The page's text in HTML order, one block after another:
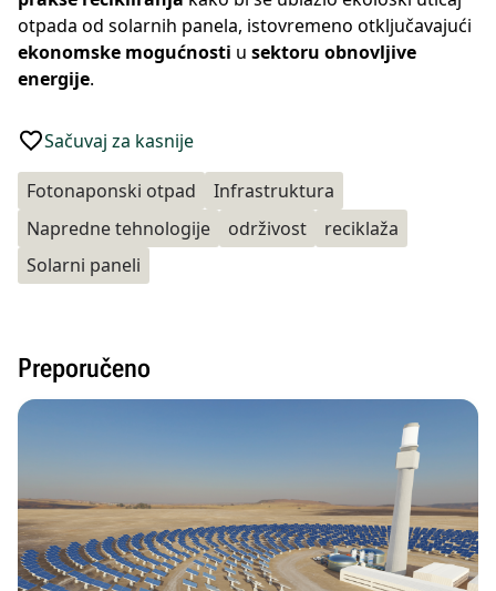
otpada od solarnih panela, istovremeno otključavajući
ekonomske mogućnosti u sektoru obnovljive
energije.
Sačuvaj za kasnije
Fotonaponski otpad
Infrastruktura
Napredne tehnologije
održivost
reciklaža
Solarni paneli
Preporučeno